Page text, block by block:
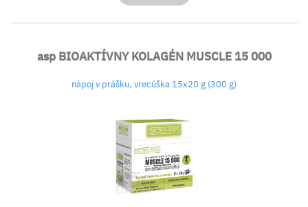
asp BIOAKTÍVNY KOLAGÉN MUSCLE 15 000
nápoj v prášku, vrecúška 15x20 g (300 g)